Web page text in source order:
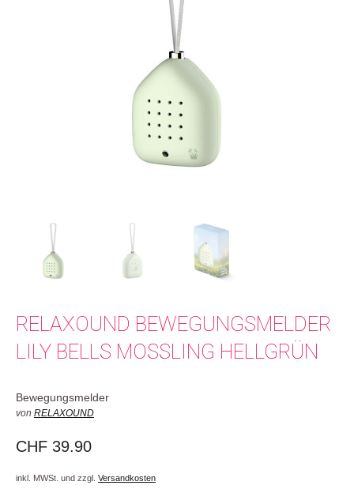
RELAXOUND BEWEGUNGSMELDER
LILY BELLS MOSSLING HELLGRÜN
Bewegungsmelder
von RELAXOUND
CHF 39.90
inkl. MWSt. und zzgl. Versandkosten